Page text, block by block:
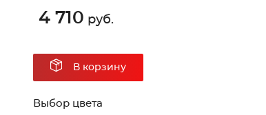
4 710 руб.
В корзину
Выбор цвета